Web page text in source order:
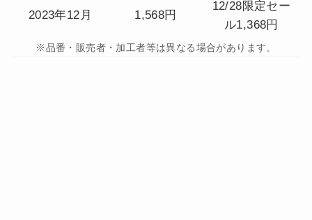
2023年12月 1,568円
12/28限定セー
ル1,368円
※品番・販売者・加工者等は異なる場合があります。